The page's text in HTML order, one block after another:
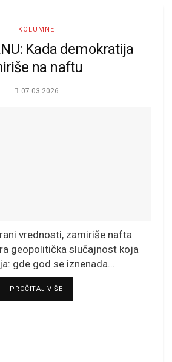
KOLUMNE
Kada demokratija
na naftu
07.03.2026
vrednosti, zamiriše nafta
geopolitička slučajnost koja
gde god se iznenada...
PROČITAJ VIŠEDETAILS